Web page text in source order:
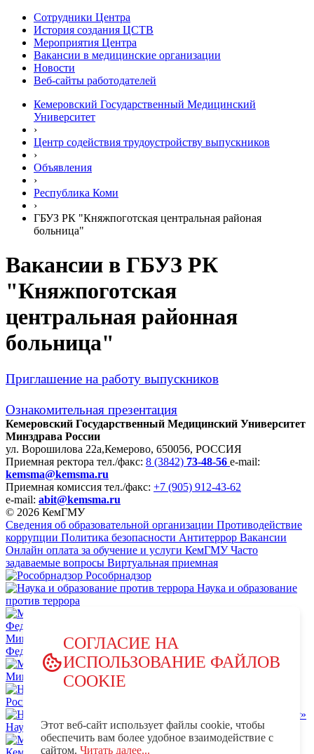
Сотрудники Центра
История создания ЦСТВ
Мероприятия Центра
Вакансии в медицинские организации
Новости
Веб-сайты работодателей
Кемеровский Государственный Медицинский
Университет
›
Центр содействия трудоустройству выпускников
›
Объявления
›
Республика Коми
›
ГБУЗ РК "Княжпоготская центральная районая
больница"
Вакансии в ГБУЗ РК
"Княжпоготская
центральная районная
больница"
Приглашение на работу выпускников
Ознакомительная презентация
Кемеровский Государственный Медицинский Университет
Минздрава России
ул. Ворошилова 22а,Кемерово, 650056, РОССИЯ
Приемная ректора тел./факс: 8 (3842) 73-48-56 e-mail:
kemsma@kemsma.ru
Приемная комиссия тел./факс: +7 (905) 912-43-62
e-mail: abit@kemsma.ru
© 2026 КемГМУ
Сведения об образовательной организации Противодействие
коррупции Политика безопасности Антитеррор Вакансии
Онлайн оплата за обучение и услуги КемГМУ Часто
задаваемые вопросы Виртуальная приемная
Рособрнадзор
Наука и образование
против террора
Министерство науки и высшего образования Российской
Федерации
Министерство просвещения Российской Федерации
НЦПТИ.РФ
Роспотребнадзор
Научно-образовательный центр мирового уровня «Кузбасс»
MAX - КемГМУ
VK -
СОГЛАСИЕ НА
ИСПОЛЬЗОВАНИЕ ФАЙЛОВ
COOKIE
Этот веб-сайт использует файлы cookie, чтобы
обеспечить вам более удобное взаимодействие с
сайтом. Читать далее...